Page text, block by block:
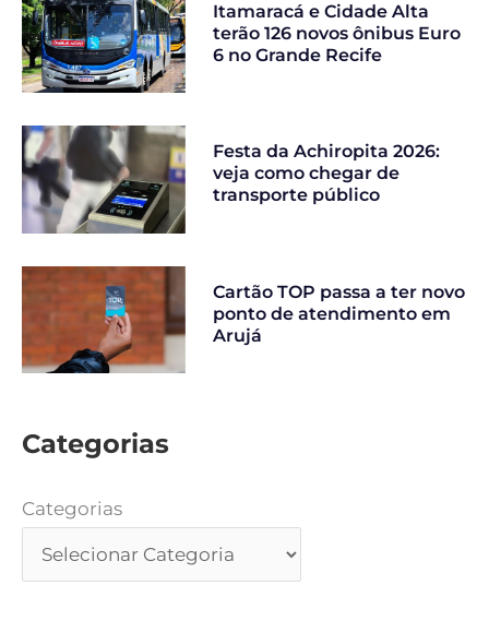
Itamaracá e Cidade Alta
terão 126 novos ônibus Euro
6 no Grande Recife
Festa da Achiropita 2026:
veja como chegar de
transporte público
Cartão TOP passa a ter novo
ponto de atendimento em
Arujá
Categorias
Categorias